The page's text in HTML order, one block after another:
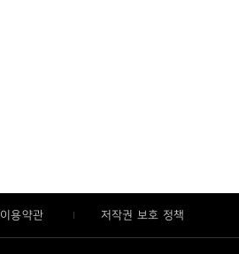
이용약관 저작권 보호 정책